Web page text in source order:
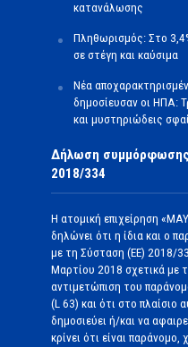
κατανάλωσης
Πληθωρισμός: Στο
σε στέγη και καύσιμα
Νέα
δημοσίευσαν οι ΗΠΑ:
και μυστηριώδεις
Δήλωση
2018/334
Η ατομική επιχείρηση
δηλώνει ότι η ίδια και ο
με τη Σύσταση (ΕΕ) 2018/
Μαρτίου 2018 σχετικά με
αντιμετώπιση του
(L 63) και ότι στο πλαίσιο
δημοσιεύει ή/και να
κρίνει ότι είναι